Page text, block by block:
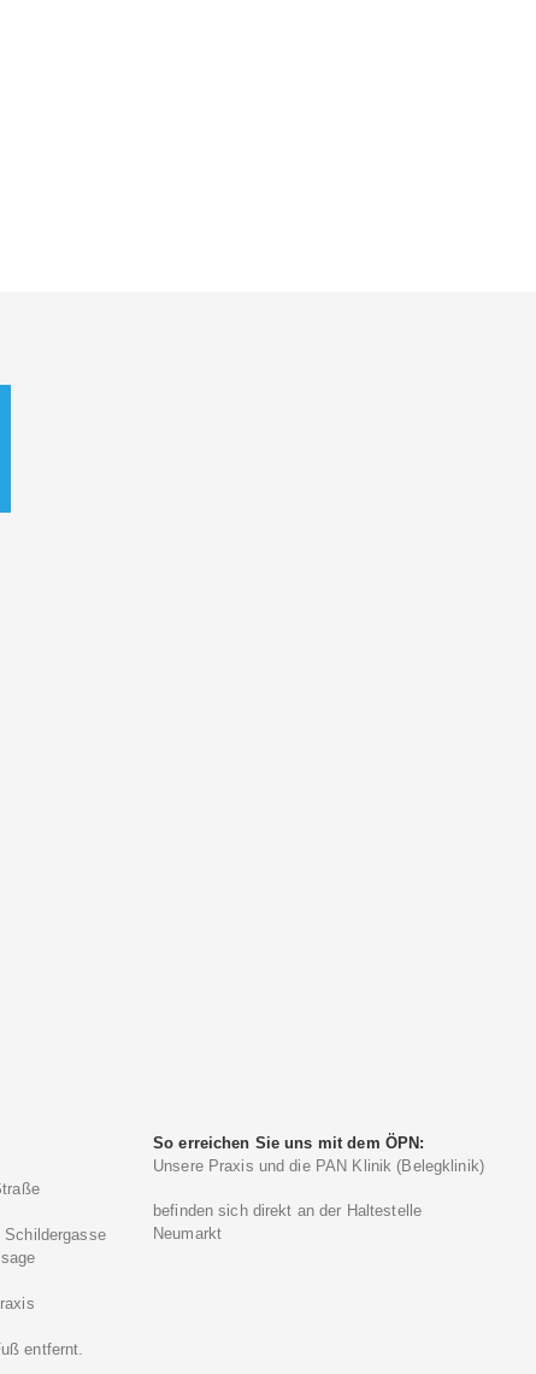
Schildergasse
entfernt.
So erreichen Sie uns mit dem ÖPN:
Unsere Praxis und die PAN Klinik (Belegklinik)
befinden sich direkt an der Haltestelle
Neumarkt